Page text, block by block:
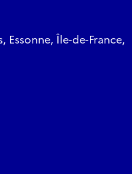
Essonne, Île-de-France,